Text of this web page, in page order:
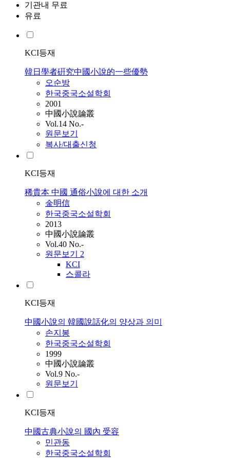
기관내 무료
유료
KCI등재
韓日學者硏究中國小說的一些優勢
오순방
한국중국소설학회
2001
中國小說論叢
Vol.14 No.-
원문보기
복사/대출신청
KCI등재
稀貴本 中國 通俗小說에 대한 소개
金明信
한국중국소설학회
2013
中國小說論叢
Vol.40 No.-
원문보기 2
KCI
스콜라
KCI등재
中國小說의 韓國說話化의 양상과 의미
손지봉
한국중국소설학회
1999
中國小說論叢
Vol.9 No.-
원문보기
KCI등재
中國古典小說의 國內 受容
민관동
한국중국소설학회